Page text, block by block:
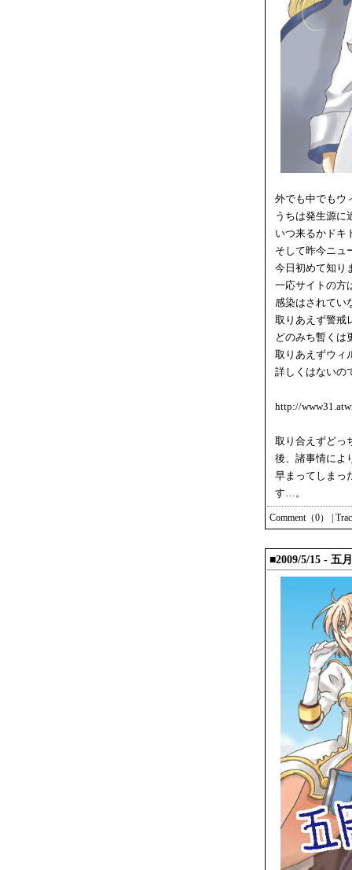
外でも中でもウ
うちは発生源に
いつ来るかドキ
そして昨今ニュ
今日初めて知り
一応サイトの方
感染はされてい
取りあえず警戒
どのみち暫く
取りあえずウィ
詳しくはないの
http://
取り合えずどっ
後、諸事情によ
早まってしまっ
す…。
Comment（0）
■2009/5/15 - 五